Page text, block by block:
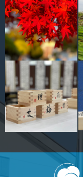
後援会
教員一覧
附属学校園